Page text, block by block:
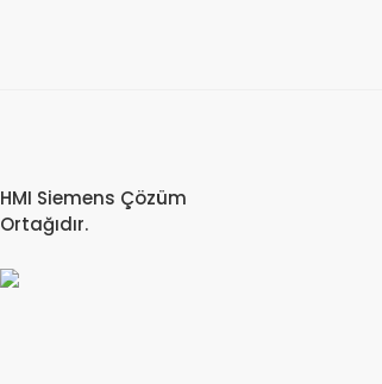
HMI Siemens Çözüm
Ortağıdır.